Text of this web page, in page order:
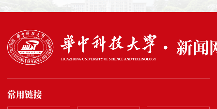
常用链接